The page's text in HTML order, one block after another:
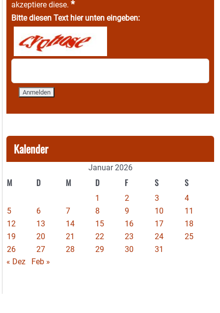
akzeptiere diese. *
Bitte diesen Text hier unten eingeben:
Kalender
Januar 2026
M D M D F S S
1 2 3
4
5
6 7 8 9 10
11
12
13 14 15 16 17
18
19
20 21 22 23 24
25
26
27 28 29 30
31
« Dez
Feb »